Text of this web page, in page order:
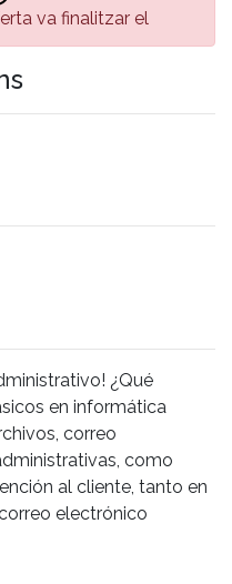
va finalitzar el
¿Qué
en informática
correo
como
al cliente, tanto en
electrónico